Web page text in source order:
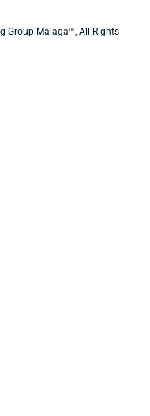
Group Malaga™, All Rights